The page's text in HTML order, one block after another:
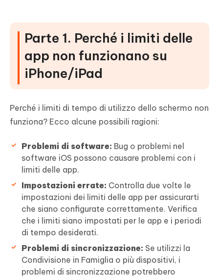
limiti dell'app Screen Time che
scompaiono
Parte 4. Domande frequenti sui limiti di
tempo di utilizzo per lo schermo che non
funzionano
D1: Perché il mio controllo parentale non funziona
utilizzo dello schermo su iPhone?
Conclusione
Parte 1. Perché i limiti delle
app non funzionano su
iPhone/iPad
Perché i limiti di tempo di utilizzo dello schermo non
funziona? Ecco alcune possibili ragioni:
Problemi di software: Bug o problemi nel
software iOS possono causare problemi con i
limiti delle app.
Impostazioni errate: Controlla due volte le
impostazioni dei limiti delle app per assicurarti
che siano configurate correttamente. Verifica
che i limiti siano impostati per le app e i periodi
di tempo desiderati.
Problemi di sincronizzazione: Se utilizzi la
Condivisione in Famiglia o più dispositivi, i
problemi di sincronizzazione potrebbero